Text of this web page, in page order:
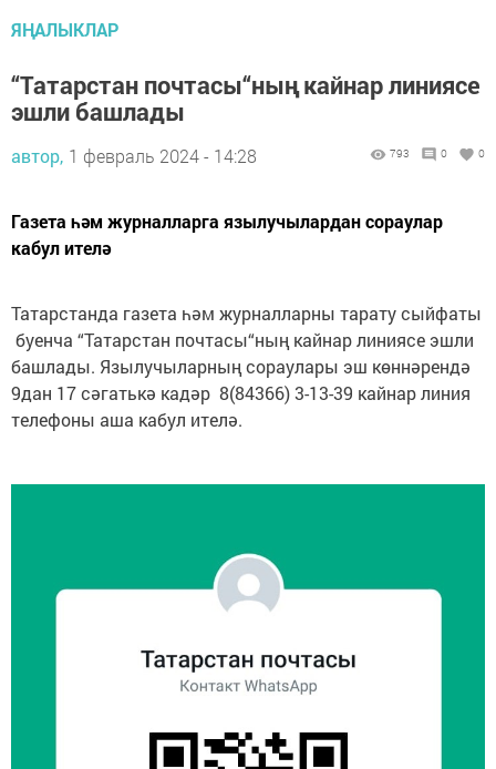
ЯҢАЛЫКЛАР
“Татарстан почтасы“ның кайнар линиясе
эшли башлады
автор, 1 февраль 2024 - 14:28 793 0 0
Газета һәм журналларга язылучылардан сораулар
кабул ителә
Татарстанда газета һәм журналларны тарату сыйфаты
буенча “Татарстан почтасы“ның кайнар линиясе эшли
башлады. Язылучыларның сораулары эш көннәрендә
9дан 17 сәгатькә кадәр 8(84366) 3-13-39 кайнар линия
телефоны аша кабул ителә.